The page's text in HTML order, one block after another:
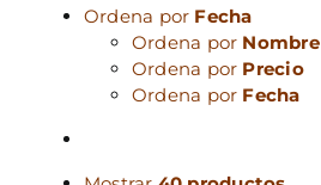
Ordena por Fecha
Ordena por Nombre
Ordena por Precio
Ordena por Fecha